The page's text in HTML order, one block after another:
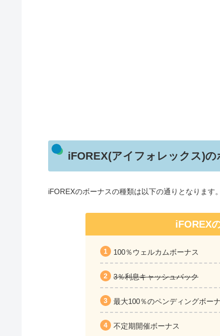
iFOREX(アイフォレックス)
iFOREXのボーナスの種類は以下の通りとなります
iFOREX
100％ウェルカムボーナス
3％利息キャッシュバック
最大100％のペンディングボー
不定期開催ボーナス